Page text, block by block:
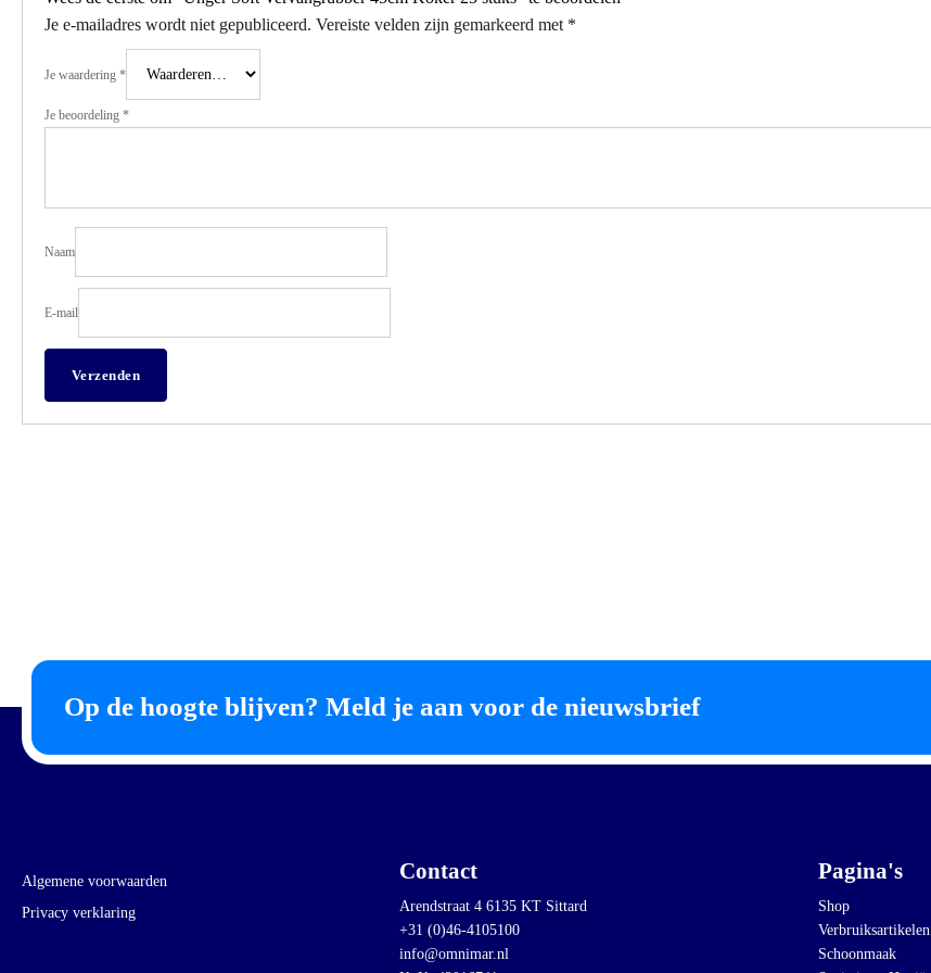
Je e-mailadres wordt niet gepubliceerd. Vereiste velden zijn gemarkeerd met *
Je waardering *
Je beoordeling *
Naam
E-mail
Op de hoogte blijven? Meld je aan voor de nieuwsbrief
Algemene voorwaarden
Privacy verklaring
Contact
Arendstraat 4 6135 KT Sittard
+31 (0)46-4105100
info@omnimar.nl
Pagina's
Shop
Verbruiksartikelen
Schoonmaak